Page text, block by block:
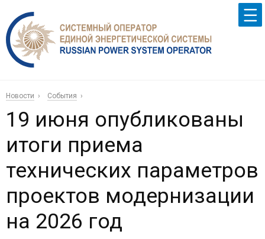
Новости События
19 июня опубликованы
итоги приема
технических параметров
проектов модернизации
на 2026 год